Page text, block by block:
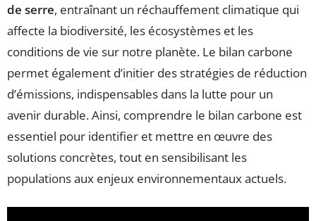
de serre, entraînant un réchauffement climatique qui
affecte la biodiversité, les écosystèmes et les
conditions de vie sur notre planète. Le bilan carbone
permet également d’initier des stratégies de réduction
d’émissions, indispensables dans la lutte pour un
avenir durable. Ainsi, comprendre le bilan carbone est
essentiel pour identifier et mettre en œuvre des
solutions concrètes, tout en sensibilisant les
populations aux enjeux environnementaux actuels.